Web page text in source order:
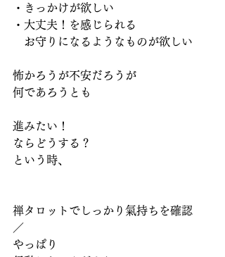
・きっかけが欲しい
・大丈夫！を感じられる
お守りになるようなものが欲しい
怖かろうが不安だろうが
何であろうとも
進みたい！
ならどうする？
という時、
禅タロットでしっかり氣持ちを確認
／
やっぱり